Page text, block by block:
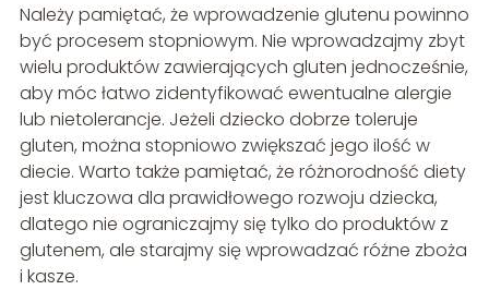
Należy pamiętać, że wprowadzenie glutenu powinno
być procesem stopniowym. Nie wprowadzajmy zbyt
wielu produktów zawierających gluten jednocześnie,
aby móc łatwo zidentyfikować ewentualne alergie
lub nietolerancje. Jeżeli dziecko dobrze toleruje
gluten, można stopniowo zwiększać jego ilość w
diecie. Warto także pamiętać, że różnorodność diety
jest kluczowa dla prawidłowego rozwoju dziecka,
dlatego nie ograniczajmy się tylko do produktów z
glutenem, ale starajmy się wprowadzać różne zboża
i kasze.